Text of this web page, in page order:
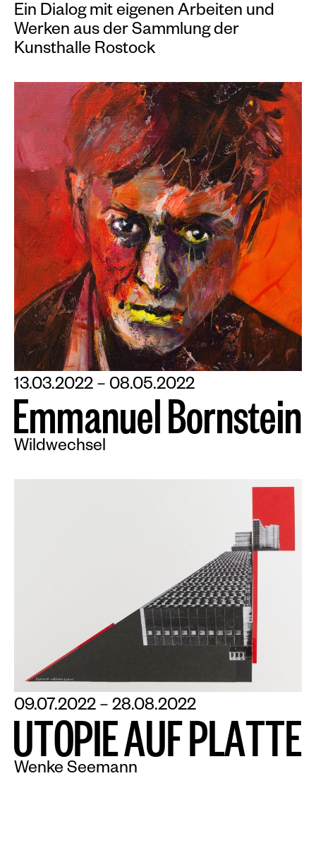
Ein Dialog mit eigenen Arbeiten und
Werken aus der Sammlung der
Kunsthalle Rostock
13.03.2022 – 08.05.2022
EmmanuelBornstein
Wildwechsel
09.07.2022 – 28.08.2022
UTOPIEAUFPLAT TE
Wenke Seemann